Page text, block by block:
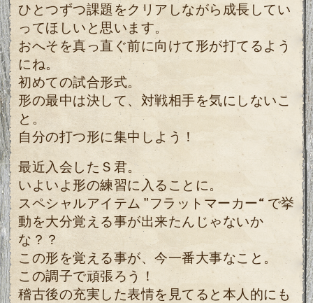
ひとつずつ課題をクリアしながら成長してい
ってほしいと思います。
おへそを真っ直ぐ前に向けて形が打てるよう
にね。
初めての試合形式。
形の最中は決して、対戦相手を気にしないこ
と。
自分の打つ形に集中しよう！
最近入会したＳ君。
いよいよ形の練習に入ることに。
スペシャルアイテム "フラットマーカー“ で挙
動を大分覚える事が出来たんじゃないか
な？？
この形を覚える事が、今一番大事なこと。
この調子で頑張ろう！
稽古後の充実した表情を見てると本人的にも